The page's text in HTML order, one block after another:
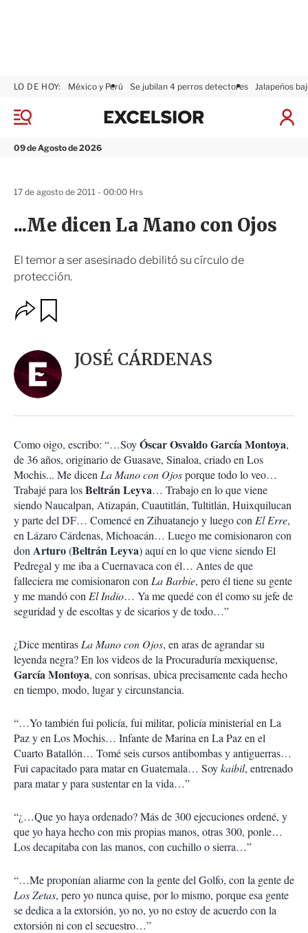
M
n
09 de Agosto de 2026
LO DE HOY: México y Perú Se jubilan 4 perros detectores Jalapeños
I
x
...Me dicen La Mano con Ojos
El temor a ser asesinado debilitó su círculo de
protección.
17 de agosto de 2011 - 00:00 Hrs
O
p
n
e
s
o
m
p
a
r
t
i
r
a
r
JOSÉ CÁRDENAS
Como oigo, escribo: “…SoyÓscar Osvaldo García Montoya,
de 36 años, originario de Guasave, Sinaloa, criado en Los
Mochis... Me dicen La Mano con Ojosporque todo lo veo…
Trabajé para losBeltrán Leyva… Trabajo en lo que viene
siendo Naucalpan, Atizapán, Cuautitlán, Tultitlán, Huixquilucan
y parte del DF… Comencé en Zihuatanejo y luego con El Erre,
en Lázaro Cárdenas, Michoacán… Luego me comisionaron con
don Arturo(Beltrán Leyva) aquí en lo que viene siendo El
Pedregal y me iba a Cuernavaca con él… Antes de que
falleciera me comisionaron con La Barbie, pero él tiene su gente
y me mandó con El Indio… Ya me quedé con él como su jefe de
seguridad y de escoltas y de sicarios y de todo…”
¿Dice mentiras La Mano con Ojos, en aras de agrandar su
leyenda negra? En los videos de la Procuraduría mexiquense,
García Montoya, con sonrisas, ubica precisamente cada hecho
en tiempo, modo, lugar y circunstancia.
“…Yo también fui policía, fui militar, policía ministerial en La
Paz y en Los Mochis… Infante de Marina en La Paz en el
Cuarto Batallón… Tomé seis cursos antibombas y antiguerras…
Fui capacitado para matar en Guatemala… Soykaibil, entrenado
para matar y para sustentar en la vida…”
“¿…Que yo haya ordenado? Más de 300 ejecuciones ordené, y
que yo haya hecho con mis propias manos, otras 300, ponle…
Los decapitaba con las manos, con cuchillo o sierra…”
“…Me proponían aliarme con la gente del Golfo, con la gente de
Los Zetas, pero yo nunca quise, por lo mismo, porque esa gente
se dedica a la extorsión, yo no, yo no estoy de acuerdo con la
extorsión ni con el secuestro…”